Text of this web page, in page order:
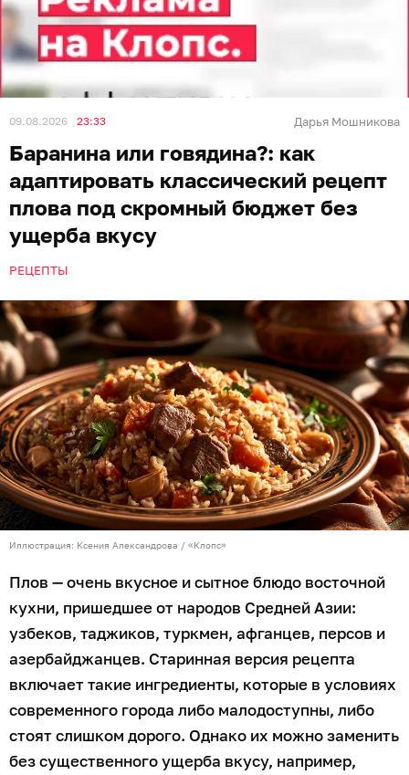
09.08.2026 23:33 Дарья Мошникова
Баранина или говядина?: как
адаптировать классический рецепт
плова под скромный бюджет без
ущерба вкусу
РЕЦЕПТЫ
Иллюстрация: Ксения Александрова / «Клопс»
Плов — очень вкусное и сытное блюдо восточной
кухни, пришедшее от народов Средней Азии:
узбеков, таджиков, туркмен, афганцев, персов и
азербайджанцев. Старинная версия рецепта
включает такие ингредиенты, которые в условиях
современного города либо малодоступны, либо
стоят слишком дорого. Однако их можно заменить
без существенного ущерба вкусу, например,